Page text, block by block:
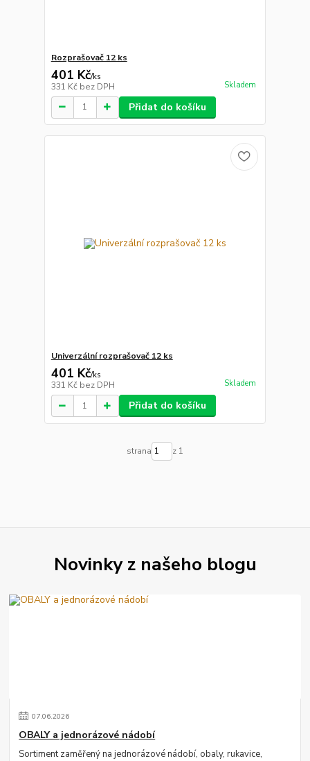
Rozprašovač 12 ks
401 Kč/ks
331 Kč bez DPH Skladem
Přidat do košíku
Univerzální rozprašovač 12 ks
401 Kč/ks
331 Kč bez DPH Skladem
Přidat do košíku
strana z 1
Novinky z našeho blogu
07.06.2026
OBALY a jednorázové nádobí
Sortiment zaměřený na jednorázové nádobí, obaly, rukavice,